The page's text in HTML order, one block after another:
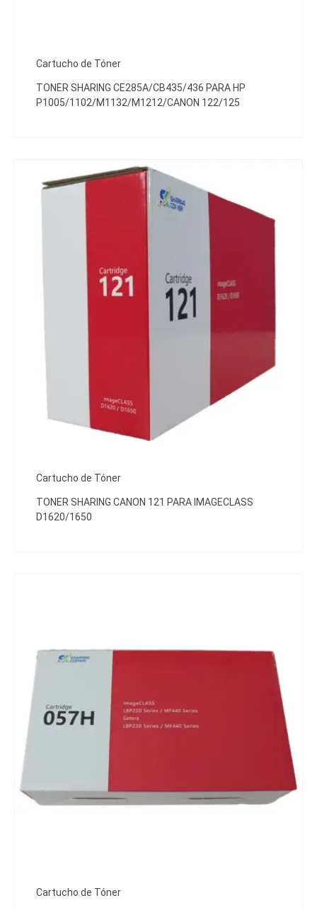
Cartucho de Tóner
TONER SHARING CE285A/CB435/436 PARA HP
P1005/1102/M1132/M1212/CANON 122/125
Cartucho de Tóner
TONER SHARING CANON 121 PARA IMAGECLASS
D1620/1650
Cartucho de Tóner